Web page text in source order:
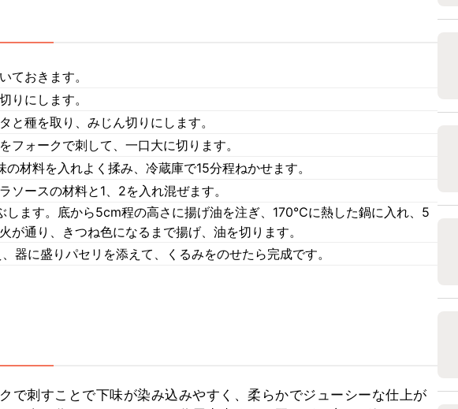
ておきます。
りにします。
と種を取り、みじん切りにします。
フォークで刺して、一口大に切ります。
の材料を入れよく揉み、冷蔵庫で15分程ねかせます。
ソースの材料と1、2を入れ混ぜます。
します。底から5cm程の高さに揚げ油を注ぎ、170℃に熱した鍋に入れ、5
が通り、きつね色になるまで揚げ、油を切ります。
器に盛りパセリを添えて、くるみをのせたら完成です。
で刺すことで下味が染み込みやすく、柔らかでジューシーな仕上が